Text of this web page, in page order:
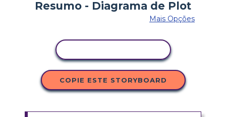
Mais Opções
COPIE ESTE STORYBOARD